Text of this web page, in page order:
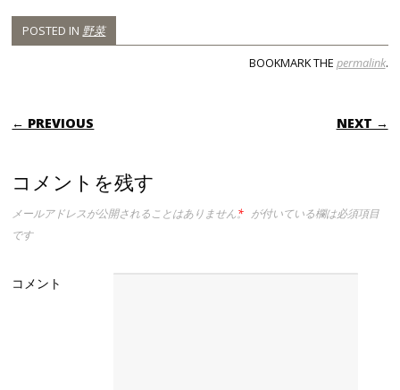
POSTED IN 野菜
BOOKMARK THE permalink.
POST NAVIGATION
← PREVIOUS NEXT →
コメントを残す
メールアドレスが公開されることはありません。
* が付いている欄は必須項目
です
コメント